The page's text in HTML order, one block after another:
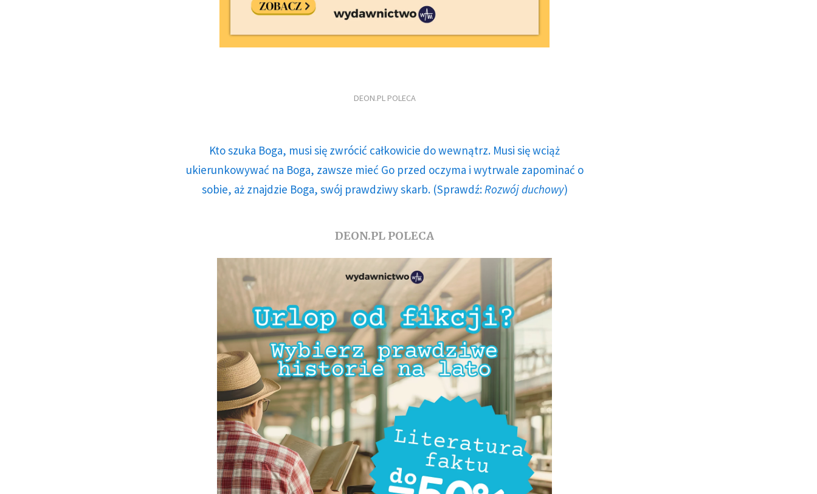
DEON.PL POLECA
Kto szuka Boga, musi się zwrócić całkowicie do wewnątrz. Musi się wciąż
ukierunkowywać na Boga, zawsze mieć Go przed oczyma i wytrwale zapominać o
sobie, aż znajdzie Boga, swój prawdziwy skarb. (Sprawdź: Rozwój duchowy)
DEON.PL POLECA